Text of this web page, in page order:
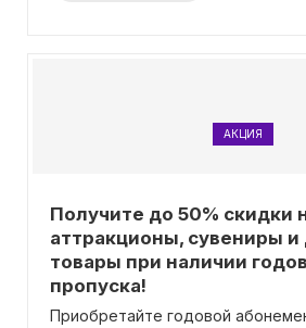
АКЦИЯ
Получите до 50% скидки
аттракционы, сувениры и
товары при наличии
пропуска!
Приобретайте годовой